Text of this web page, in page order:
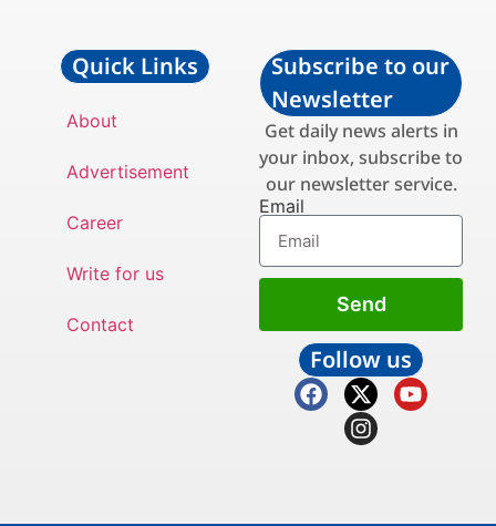
Quick Links
About
Advertisement
Career
Write for us
Contact
Subscribe to our
Newsletter
Get daily news alerts in
your inbox, subscribe to
our newsletter service.
Email
Send
Follow us